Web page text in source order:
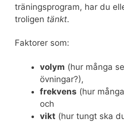
träningsprogram, har du
troligen tänkt.
Faktorer som:
volym (hur många
övningar?),
frekvens (hur
och
vikt (hur tungt ska